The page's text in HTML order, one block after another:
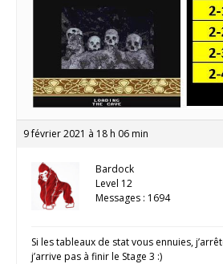
9 février 2021 à 18 h 06 min
Bardock
Level 12
Messages : 1694
Si les tableaux de stat vous ennuies,
j’arrive pas à finir le Stage 3 :)